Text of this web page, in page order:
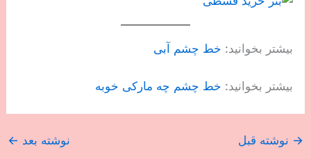
بیشتر بخوانید: خط چشم آبی
بیشتر بخوانید: خط چشم چه مارکی خوبه
→ نوشته قبل نوشته بعد ←